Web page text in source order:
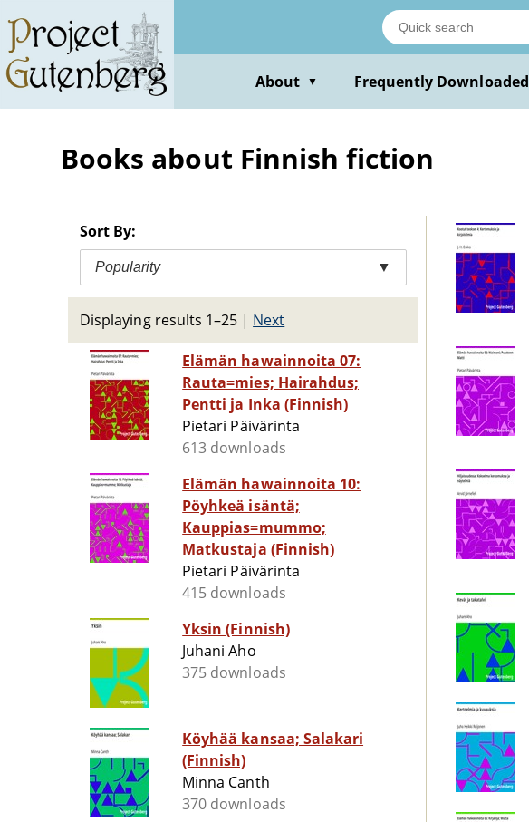
main
content
About ▼ Frequently Downloaded
Books about Finnish fiction
Sort By:
Popularity ▼
Displaying results 1–25 | Next
Elämän hawainnoita 07:
Rauta=mies; Hairahdus;
Pentti ja Inka (Finnish)
Pietari Päivärinta
613 downloads
Elämän hawainnoita 10:
Pöyhkeä isäntä;
Kauppias=mummo;
Matkustaja (Finnish)
Pietari Päivärinta
415 downloads
Yksin (Finnish)
Juhani Aho
375 downloads
Köyhää kansaa; Salakari
(Finnish)
Minna Canth
370 downloads